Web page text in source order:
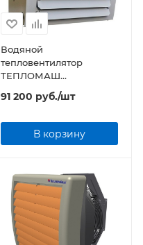
Водяной
тепловентилятор
ТЕПЛОМАШ
КЭВ-180T5,6W3 серии
TW
91 200 руб./шт
В корзину